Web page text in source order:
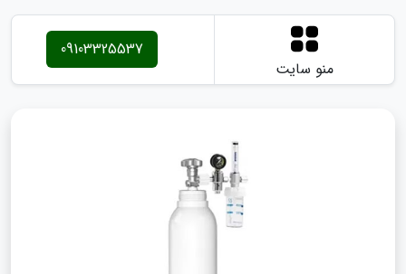
منو سایت
09103325537